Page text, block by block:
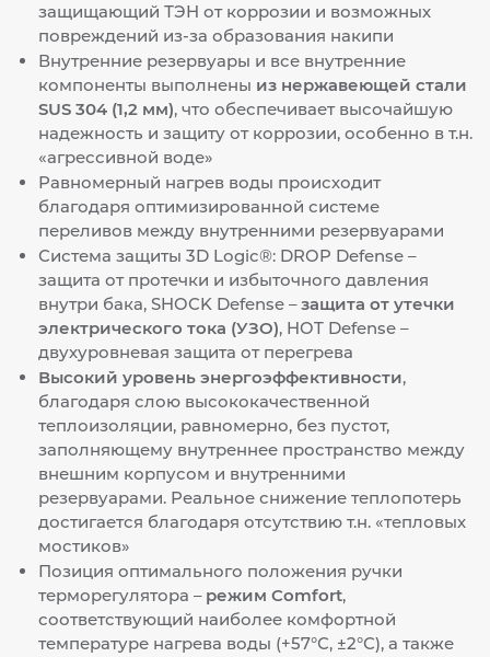
защищающий ТЭН от коррозии и возможных
повреждений из-за образования накипи
Внутренние резервуары и все внутренние
компоненты выполнены из нержавеющей стали
SUS 304 (1,2 мм), что обеспечивает высочайшую
надежность и защиту от коррозии, особенно в т.н.
«агрессивной воде»
Равномерный нагрев воды происходит
благодаря оптимизированной системе
переливов между внутренними резервуарами
Система защиты 3D Logic®: DROP Defense –
защита от протечки и избыточного давления
внутри бака, SHOCK Defense –защита от утечки
электрического тока (УЗО), HOT Defense –
двухуровневая защита от перегрева
Высокий уровень энергоэффективности,
благодаря слою высококачественной
теплоизоляции, равномерно, без пустот,
заполняющему внутреннее пространство между
внешним корпусом и внутренними
резервуарами. Реальное снижение теплопотерь
достигается благодаря отсутствию т.н. «тепловых
мостиков»
Позиция оптимального положения ручки
терморегулятора – режим Comfort,
соответствующий наиболее комфортной
температуре нагрева воды (+57°С, ±2°С), а также